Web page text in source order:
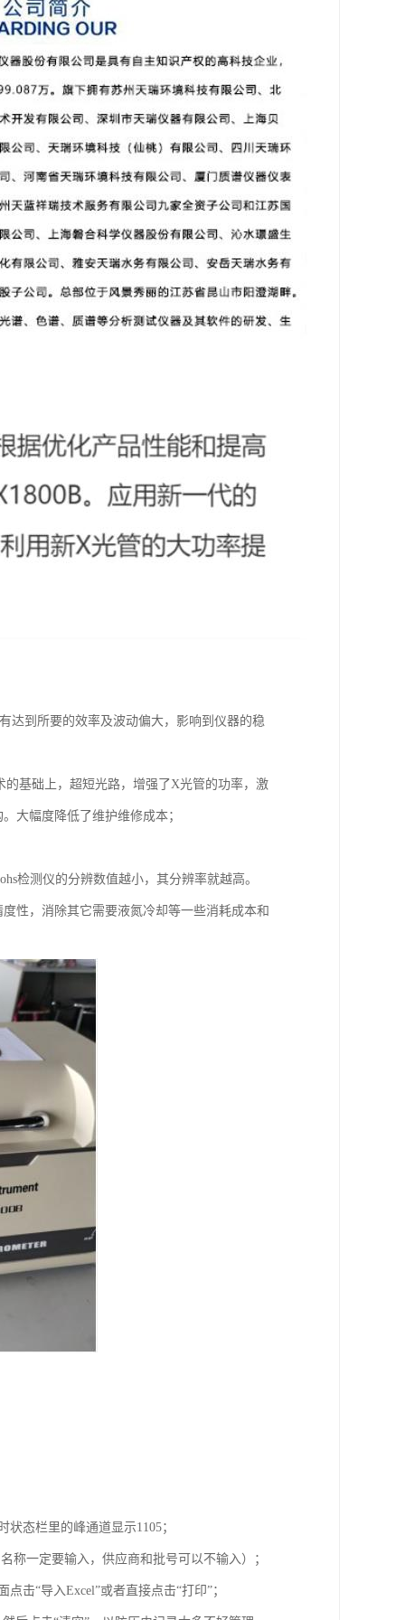
达到所要的效率及波动偏大，影响到仪器的稳
的基础上，超短光路，增强了X光管的功率，激
大幅度降低了维护维修成本；
检测仪的分辨数值越小，其分辨率就越高。
性，消除其它需要液氮冷却等一些消耗成本和
态栏里的峰通道显示1105；
称一定要输入，供应商和批号可以不输入）；
击“导入Excel”或者直接点击“打印”；